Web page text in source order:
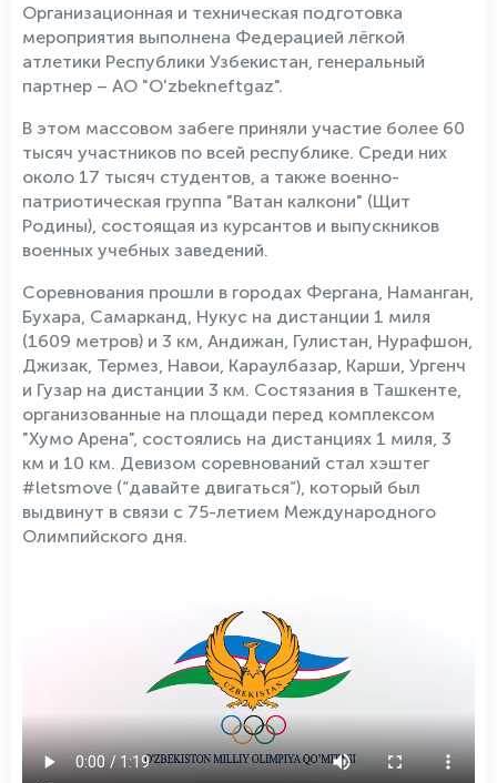
Организационная и техническая подготовка
мероприятия выполнена Федерацией лёгкой
атлетики Республики Узбекистан, генеральный
партнер – АО "O'zbekneftgaz".
В этом массовом забеге приняли участие более 60
тысяч участников по всей республике. Среди них
около 17 тысяч студентов, а также военно-
патриотическая группа "Ватан калкони" (Щит
Родины), состоящая из курсантов и выпускников
военных учебных заведений.
Соревнования прошли в городах Фергана, Наманган,
Бухара, Самарканд, Нукус на дистанции 1 миля
(1609 метров) и 3 км, Андижан, Гулистан, Нурафшон,
Джизак, Термез, Навои, Караулбазар, Карши, Ургенч
и Гузар на дистанции 3 км. Состязания в Ташкенте,
организованные на площади перед комплексом
"Хумо Арена", состоялись на дистанциях 1 миля, 3
км и 10 км. Девизом соревнований стал хэштег
#letsmove (“давайте двигаться”), который был
выдвинут в связи с 75-летием Международного
Олимпийского дня.